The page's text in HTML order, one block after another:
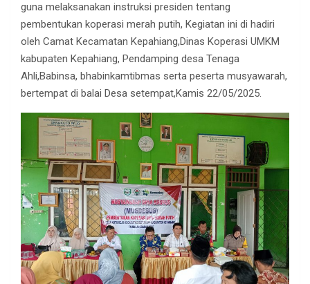
guna melaksanakan instruksi presiden tentang
pembentukan koperasi merah putih, Kegiatan ini di hadiri
oleh Camat Kecamatan Kepahiang,Dinas Koperasi UMKM
kabupaten Kepahiang, Pendamping desa Tenaga
Ahli,Babinsa, bhabinkamtibmas serta peserta musyawarah,
bertempat di balai Desa setempat,Kamis 22/05/2025.